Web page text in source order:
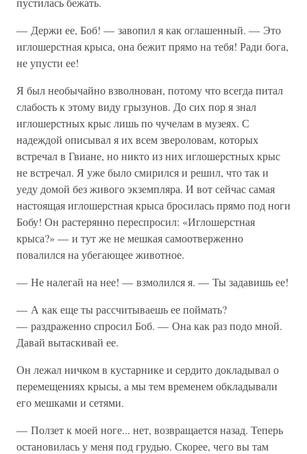
— Держи ее, Боб! — завопил я как оглашенный. — Это
иглошерстная крыса, она бежит прямо на тебя! Ради бога,
не упусти ее!
Я был необычайно взволнован, потому что всегда питал
слабость к этому виду грызунов. До сих пор я знал
иглошерстных крыс лишь по чучелам в музеях. С
надеждой описывал я их всем звероловам, которых
встречал в Гвиане, но никто из них иглошерстных крыс
не встречал. Я уже было смирился и решил, что так и
уеду домой без живого экземпляра. И вот сейчас самая
настоящая иглошерстная крыса бросилась прямо под ноги
Бобу! Он растерянно переспросил: «Иглошерстная
крыса?» — и тут же не мешкая самоотверженно
повалился на убегающее животное.
— Не налегай на нее! — взмолился я. — Ты задавишь ее!
— А как еще ты рассчитываешь ее поймать?
— раздраженно спросил Боб. — Она как раз подо мной.
Давай вытаскивай ее.
Он лежал ничком в кустарнике и сердито докладывал о
перемещениях крысы, а мы тем временем обкладывали
его мешками и сетями.
— Ползет к моей ноге... нет, возвращается назад. Теперь
остановилась у меня под грудью. Скорее, чего вы там